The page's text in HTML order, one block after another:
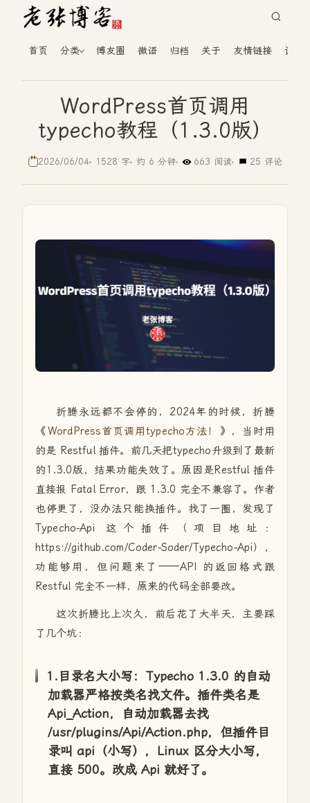
首页 分类 博友圈 微语 归档 关于 友情链接 读者
WordPress首页调用
typecho教程（1.3.0版）
2026/06/04 1528 字 约 6 分钟 663 阅读 25 评论
折腾永远都不会停的，2024年的时候，折腾
《WordPress首页调用typecho方法！
》，当时用
的是 Restful 插件。前几天把typecho升级到了最新
的1.3.0版，结果功能失效了。原因是Restful 插件
直接报 Fatal Error，跟 1.3.0 完全不兼容了。作者
也停更了，没办法只能换插件。找了一圈，发现了
Typecho-Api 这个插件（项目地址：
https://github.com/Coder-Soder/Typecho-Api），
功能够用，但问题来了——API 的返回格式跟
Restful 完全不一样，原来的代码全部要改。
这次折腾比上次久，前后花了大半天，主要踩
了几个坑：
1.目录名大小写：Typecho 1.3.0 的自动
加载器严格按类名找文件。插件类名是
Api_Action，自动加载器去找
/usr/plugins/Api/Action.php，但插件目
录叫 api（小写），Linux 区分大小写，
直接 500。改成 Api 就好了。